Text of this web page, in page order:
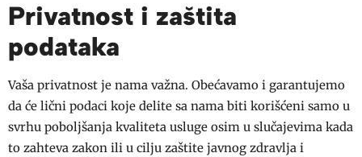
Privatnost i zaštita
podataka
Vaša privatnost je nama važna. Obećavamo i garantujemo
da će lični podaci koje delite sa nama biti korišćeni samo u
svrhu poboljšanja kvaliteta usluge osim u slučajevima kada
to zahteva zakon ili u cilju zaštite javnog zdravlja i